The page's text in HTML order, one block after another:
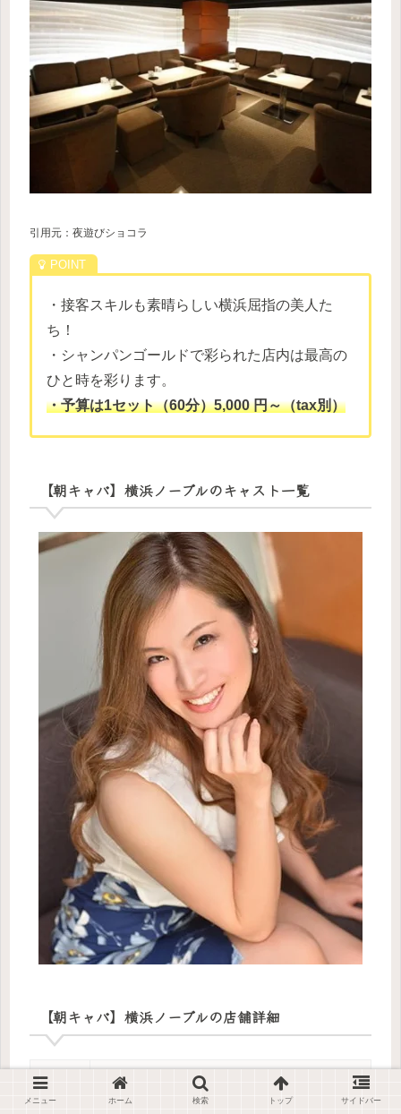
引用元：夜遊びショコラ
・接客スキルも素晴らしい横浜屈指の美人た
ち！
・シャンパンゴールドで彩られた店内は最高の
ひと時を彩ります。
・予算は1セット（60分）5,000 円～（tax別）
【朝キャバ】横浜ノーブルのキャスト一覧
【朝キャバ】横浜ノーブルの店舗詳細
営業時間 6:00～12:00
メニュー ホーム 検索 トップ サイドバー